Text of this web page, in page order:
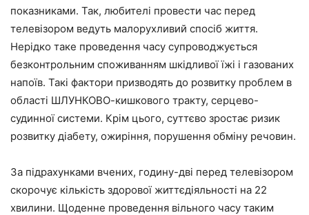
показниками. Так, любителі провести час перед
телевізором ведуть малорухливий спосіб життя.
Нерідко таке проведення часу супроводжується
безконтрольним споживанням шкідливої їжі і газованих
напоїв. Такі фактори призводять до розвитку проблем в
області ШЛУНКОВО-кишкового тракту, серцево-
судинної системи. Крім цього, суттєво зростає ризик
розвитку діабету, ожиріння, порушення обміну речовин.
За підрахунками вчених, годину-дві перед телевізором
скорочує кількість здорової життєдіяльності на 22
хвилини. Щоденне проведення вільного часу таким